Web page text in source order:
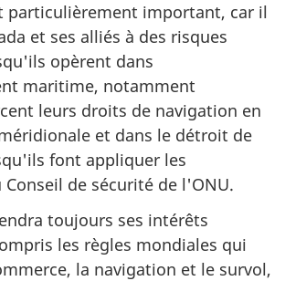
particulièrement important, car il
et ses alliés à des risques
opèrent dans
maritime, notamment
leurs droits de navigation en
et dans le détroit de
font appliquer les
de sécurité de l'ONU.
toujours ses intérêts
les règles mondiales qui
la navigation et le survol,